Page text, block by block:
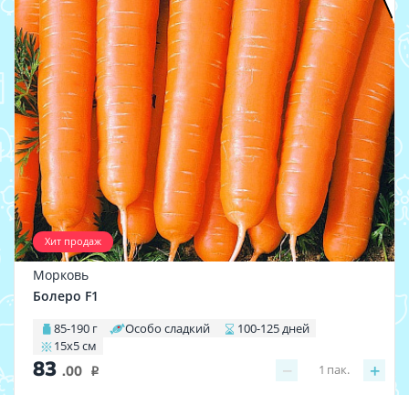
Хит продаж
Морковь
Болеро F1
85-190 г Особо сладкий
100-125 дней
15х5 см
83 .00 i − +
1 пак.